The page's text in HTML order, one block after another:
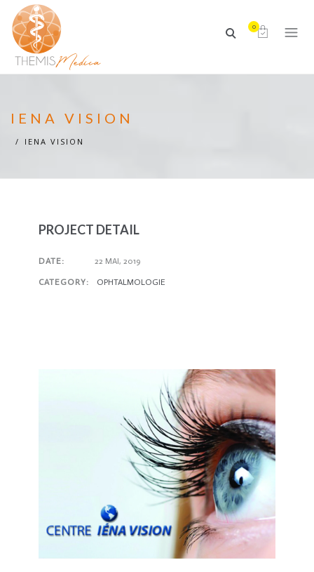
0
IENA VISION
IENA VISION
PROJECT DETAIL
DATE: 22 MAI, 2019
CATEGORY: OPHTALMOLOGIE